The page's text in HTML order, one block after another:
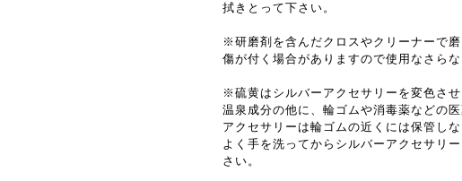
拭きとって下さい。
※研磨剤を含んだクロスやクリーナーで磨
傷が付く場合がありますので使用なさらな
※硫黄はシルバーアクセサリーを変色させ
温泉成分の他に、輪ゴムや消毒薬などの
アクセサリーは輪ゴムの近くには保管し
よく手を洗ってからシルバーアクセサリ
さい。